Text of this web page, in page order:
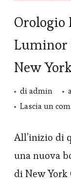
Orologio
Luminor
New
diadmin
Lascia un
All’inizio di
una nuova
di New York